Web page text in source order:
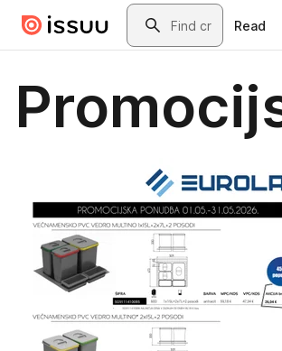
Skip to main contentSearch
Read